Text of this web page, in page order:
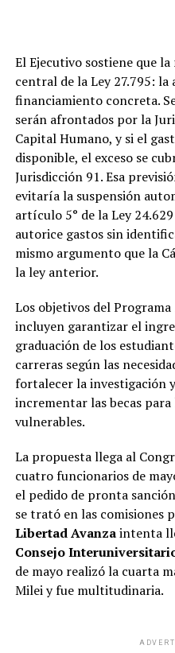
El Ejecutivo sostiene que
central de la Ley 27.795: la
financiamiento concreta.
serán afrontados por la
Capital Humano, y si el
disponible, el exceso se
Jurisdicción 91. Esa
evitaría la suspensión
artículo 5° de la Ley
autorice gastos sin
mismo argumento que la
la ley anterior.
Los objetivos del
incluyen garantizar el
graduación de los
carreras según las
fortalecer la investigación
incrementar las becas para
vulnerables.
La propuesta llega al
cuatro funcionarios de
el pedido de pronta
se trató en las comisiones
Libertad Avanzaintenta
Consejo
de mayo realizó la cuarta
Milei y fue multitudinaria.